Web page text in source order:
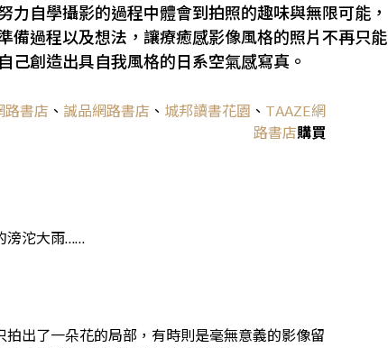
力自學攝影的過程中體會到拍照的趣味與無限可能，
備過程以及想法，讓療癒感影像風格的照片不再只能
己創造出具自我風格的日系空氣感寫真。
路書店 、 誠品網路書店 、 城邦讀書花園 、 TAAZE網
路書店購買
滂沱大雨……
出了一朵花的局部，有時則是毫無意義的影像留